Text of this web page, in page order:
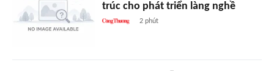
trúc cho phát triển làng nghề
2 phút